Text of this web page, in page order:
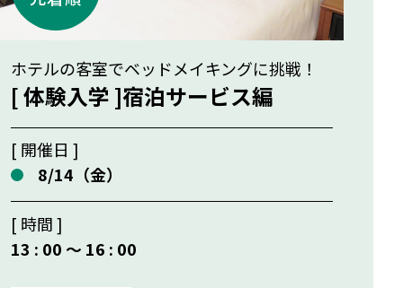
ホテルの客室でベッドメイキングに挑戦！
[ 体験入学 ]宿泊サービス編
[ 開催日 ]
8/14（金）
[ 時間 ]
13 : 00 〜 16 : 00